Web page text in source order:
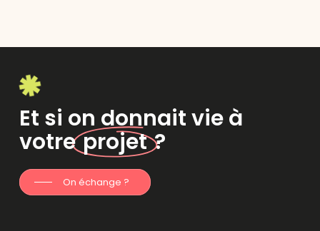
Et si on donnait vie à
votreprojet?
On échange ?